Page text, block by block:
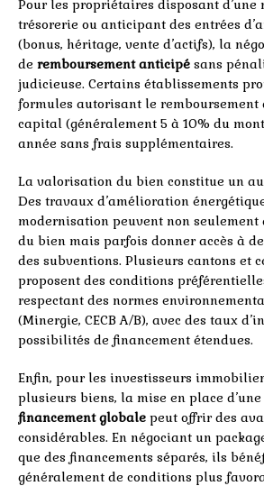
Pour les propriétaires disposant d’une
trésorerie ou anticipant des entrées
(bonus, héritage, vente d’actifs), la
de remboursement anticipé sans
judicieuse. Certains établissements
formules autorisant le remboursement
capital (généralement 5 à 10% du
année sans frais supplémentaires.
La valorisation du bien constitue un
Des travaux d’amélioration
modernisation peuvent non
du bien mais parfois donner accès à
des subventions. Plusieurs cantons et
proposent des conditions
respectant des normes
(Minergie, CECB A/B), avec des taux
possibilités de financement étendues.
Enfin, pour les investisseurs
plusieurs biens, la mise en place d’une
financement globale peut offrir des
considérables. En négociant un
que des financements séparés, ils
généralement de conditions plus